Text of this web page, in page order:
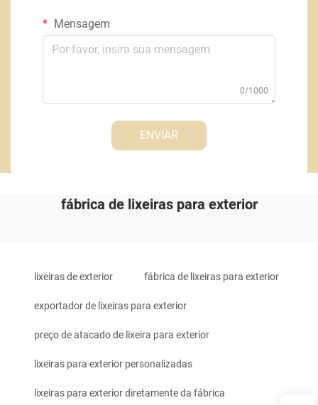
Mensagem
0/1000
ENVIAR
fábrica de lixeiras para exterior
lixeiras de exterior fábrica de lixeiras para exterior
exportador de lixeiras para exterior
preço de atacado de lixeira para exterior
lixeiras para exterior personalizadas
lixeiras para exterior diretamente da fábrica